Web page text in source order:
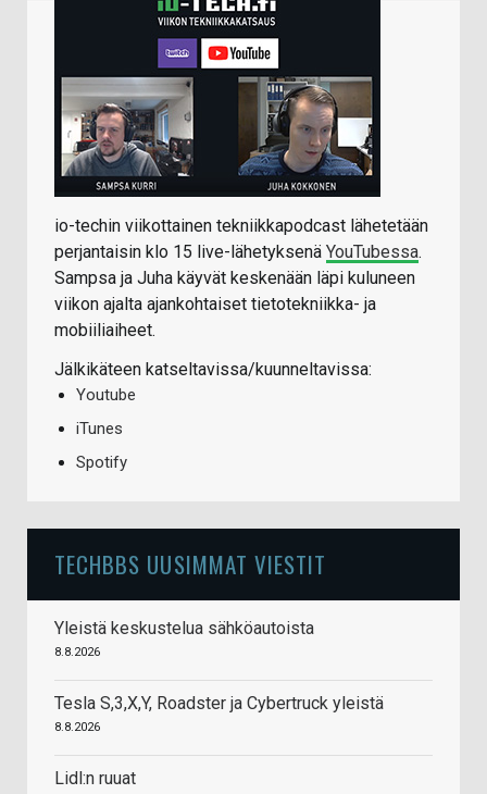
io-techin viikottainen tekniikkapodcast lähetetään
perjantaisin klo 15 live-lähetyksenä YouTubessa.
Sampsa ja Juha käyvät keskenään läpi kuluneen
viikon ajalta ajankohtaiset tietotekniikka- ja
mobiiliaiheet.
Jälkikäteen katseltavissa/kuunneltavissa:
Youtube
iTunes
Spotify
TECHBBS UUSIMMAT VIESTIT
Yleistä keskustelua sähköautoista
8.8.2026
Tesla S,3,X,Y, Roadster ja Cybertruck yleistä
8.8.2026
Lidl:n ruuat